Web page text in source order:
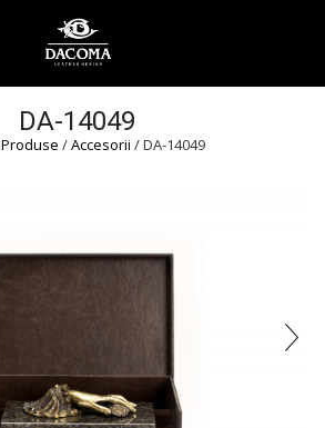
DA-14049
Produse /Accesorii / DA-14049